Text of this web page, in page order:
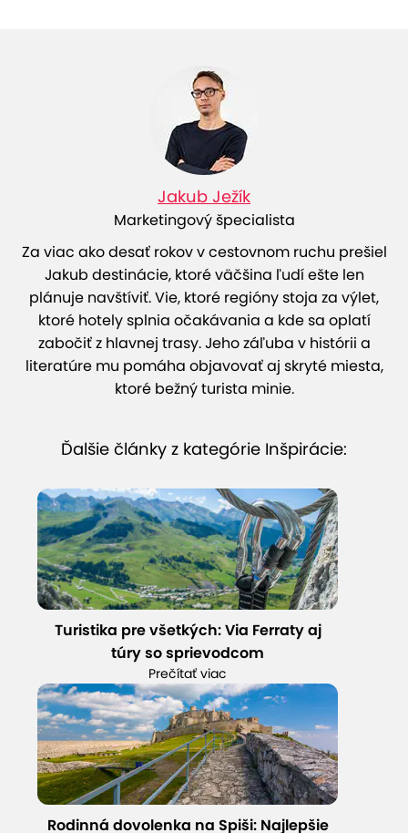
Jakub Ježík
Marketingový špecialista
Za viac ako desať rokov v cestovnom ruchu prešiel
Jakub destinácie, ktoré väčšina ľudí ešte len
plánuje navštíviť. Vie, ktoré regióny stoja za výlet,
ktoré hotely splnia očakávania a kde sa oplatí
zabočiť z hlavnej trasy. Jeho záľuba v histórii a
literatúre mu pomáha objavovať aj skryté miesta,
ktoré bežný turista minie.
Ďalšie články z kategórie Inšpirácie:
Turistika pre všetkých: Via Ferraty aj
túry so sprievodcom
Prečítať viac
Rodinná dovolenka na Spiši: Najlepšie